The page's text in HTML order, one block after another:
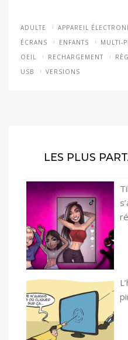
ADULTE APPAREIL
ÉCRANS
ENFANTS MULTI-
OEIL
RECHARGEMENT
USB
VERSIONS
LES PLUS